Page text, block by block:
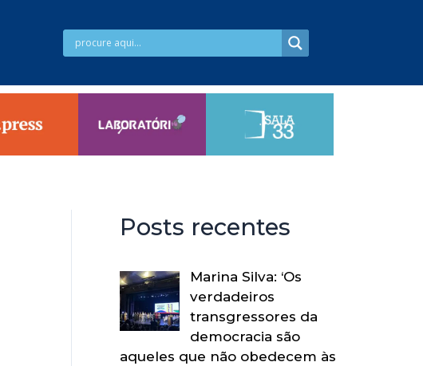
Posts recentes
Marina Silva: ‘Os
verdadeiros
transgressores da
democracia são
aqueles que não obedecem às